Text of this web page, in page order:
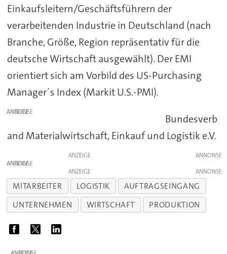
Einkaufsleitern/Geschäftsführern der
verarbeitenden Industrie in Deutschland (nach
Branche, Größe, Region repräsentativ für die
deutsche Wirtschaft ausgewählt). Der EMI
orientiert sich am Vorbild des US-Purchasing
Manager´s Index (Markit U.S.-PMI).
ANZEIGE
Bundesverb
and Materialwirtschaft, Einkauf und Logistik e.V.
ANZEIGE
ANZEIGE
ANZEIGE
MITARBEITER LOGISTIK
AUFTRAGSEINGANG
UNTERNEHMEN
WIRTSCHAFT PRODUKTION